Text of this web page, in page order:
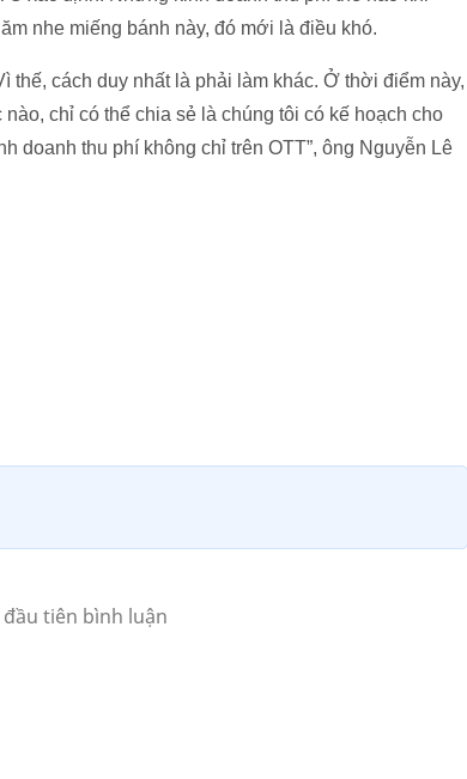
nhe miếng bánh này, đó mới là điều khó.
thế, cách duy nhất là phải làm khác. Ở thời điểm này,
chỉ có thể chia sẻ là chúng tôi có kế hoạch cho
doanh thu phí không chỉ trên OTT”, ông Nguyễn Lê